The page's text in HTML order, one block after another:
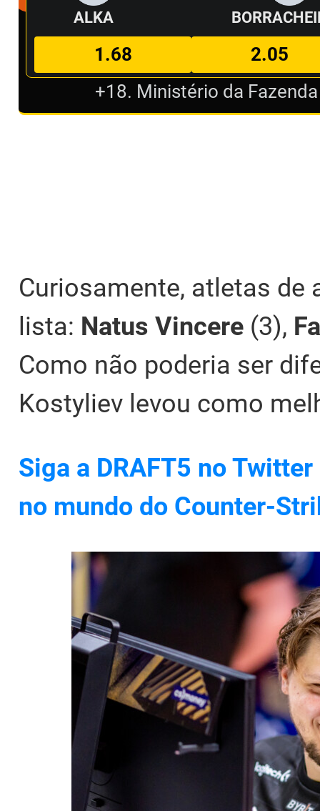
ALKA
1.68
2.05
+18. Ministério da
Curiosamente, atletas de
lista: Natus Vincere (3),
Como não poderia ser
Kostyliev levou como
Siga a DRAFT5 no
no mundo do Counter-